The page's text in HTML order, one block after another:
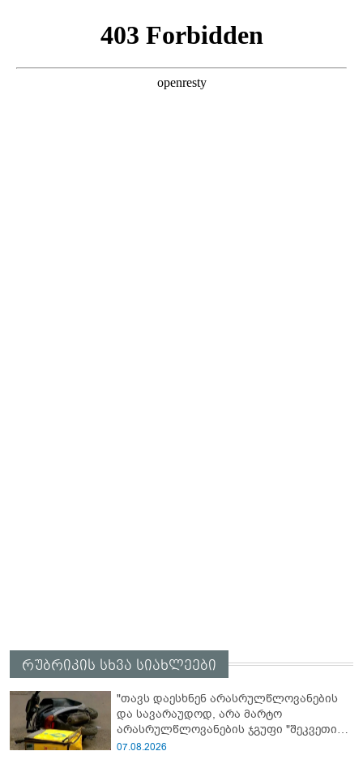
რუბრიკის სხვა სიახლეები
"თავს დაესხნენ არასრულწლოვანების
და სავარაუდოდ, არა მარტო
არასრულწლოვანების ჯგუფი "შეკვეთის
მიტანისას, "გლოვოს" კურიერია
07.08.2026